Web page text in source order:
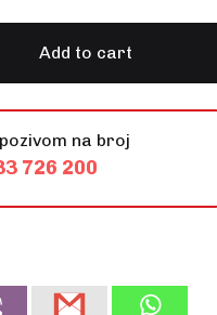
Add to cart
na broj
726 200